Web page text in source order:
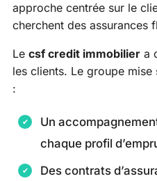
approche centrée sur le
cherchent des assurances
Le csf credit immobilier a
les clients. Le groupe
:
Un
chaque profil
Des contrats